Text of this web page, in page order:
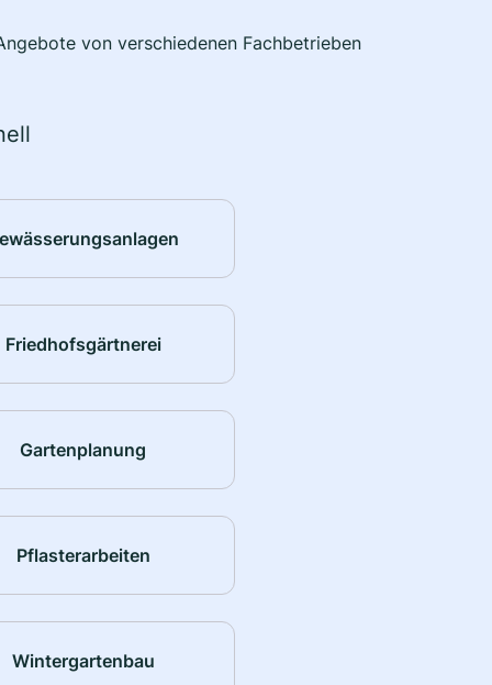
von verschiedenen Fachbetrieben
Friedhofsgärtnerei
Gartenplanung
Pflasterarbeiten
Wintergartenbau